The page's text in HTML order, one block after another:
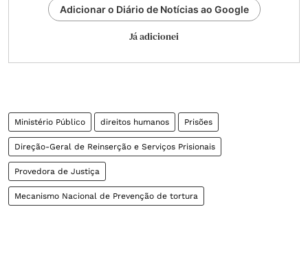
Adicionar o Diário de Notícias ao Google
Já adicionei
Ministério Público direitos humanos Prisões
Direção-Geral de Reinserção e Serviços Prisionais
Provedora de Justiça
Mecanismo Nacional de Prevenção de tortura